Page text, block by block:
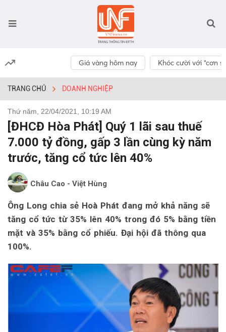
Giá vàng hôm nay Khóc cười với “cơn
TRANG CHỦ DOANH NGHIỆP
Thứ năm, 22/04/2021, 10:19 AM
[ĐHCĐ Hòa Phát] Quý 1 lãi sau thuế
7.000 tỷ đồng, gấp 3 lần cùng kỳ năm
trước, tăng cổ tức lên 40%
Châu Cao - Việt Hùng
Ông Long chia sẻ Hoà Phát đang mở khả năng sẽ
tăng cổ tức từ 35% lên 40% trong đó 5% bằng tiền
mặt và 35% bằng cổ phiếu. Đại hội đã thông qua
100%.